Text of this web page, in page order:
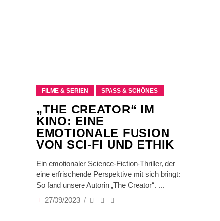
FILME & SERIEN SPASS & SCHÖNES
„THE CREATOR“ IM
KINO: EINE
EMOTIONALE FUSION
VON SCI-FI UND ETHIK
Ein emotionaler Science-Fiction-Thriller, der
eine erfrischende Perspektive mit sich bringt:
So fand unsere Autorin „The Creator“.
27/09/2023